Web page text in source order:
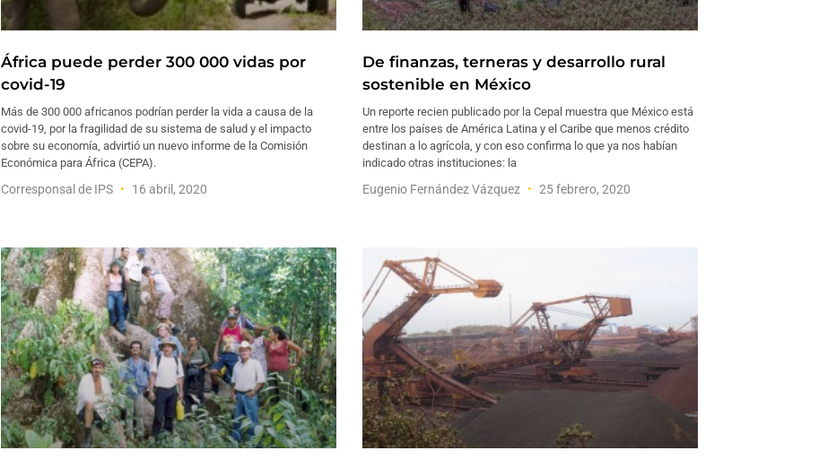
África puede perder 300 000 vidas por
covid-19
Más de 300 000 africanos podrían perder la vida a causa de la
covid-19, por la fragilidad de su sistema de salud y el impacto
sobre su economía, advirtió un nuevo informe de la Comisión
Económica para África (CEPA).
Corresponsal de IPS 16 abril, 2020
De finanzas, terneras y desarrollo rural
sostenible en México
Un reporte recien publicado por la Cepal muestra que México está
entre los países de América Latina y el Caribe que menos crédito
destinan a lo agrícola, y con eso confirma lo que ya nos habían
indicado otras instituciones: la
Eugenio Fernández Vázquez 25 febrero, 2020